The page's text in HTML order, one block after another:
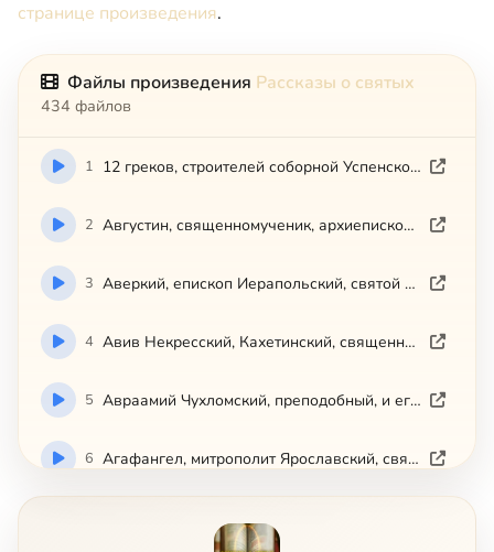
странице произведения.
Файлы произведения Рассказы о святых
434 файлов
1 12 греков, строителей соборной Успенской церкви Киево-Печерской
2 Августин, священномученик, архиепископ Калужский и Боровский
3 Аверкий, епископ Иерапольский, святой равноапостольный
4 Авив Некресский, Кахетинский, священномученик
5 Авраамий Чухломский, преподобный, и его святые обители
6 Агафангел, митрополит Ярославский, святитель-исповедник